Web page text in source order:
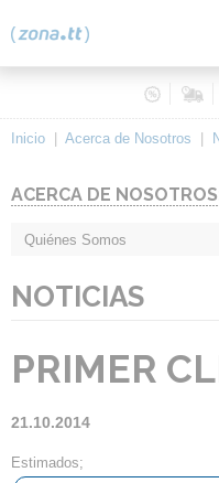
Inicio Acerca de Nosotros
ACERCA DE
Quiénes Somos
NOTICIAS
PRIMER
21.10.2014
Estimados;